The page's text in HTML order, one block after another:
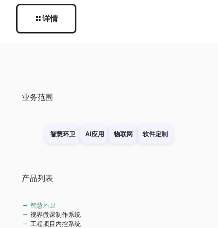
详情
业务范围
智慧环卫 AI应用 物联网 软件定制
产品列表
智慧环卫
视界微课制作系统
工程项目内控系统